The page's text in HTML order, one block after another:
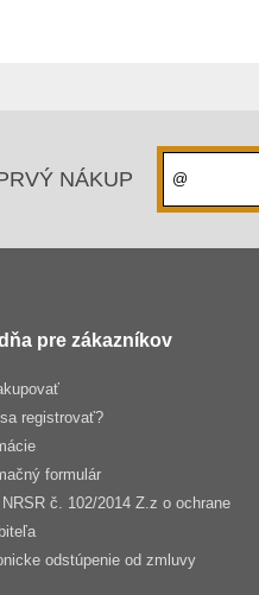
NÁKUP
pre zákazníkov
registrovať?
formulár
č. 102/2014 Z.z o ochrane
odstúpenie od zmluvy